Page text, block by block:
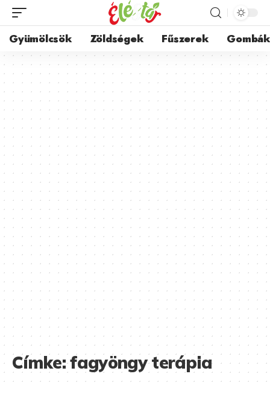
Gyümölcsök Zöldségek Fűszerek Gombák
Címke:fagyöngy terápia